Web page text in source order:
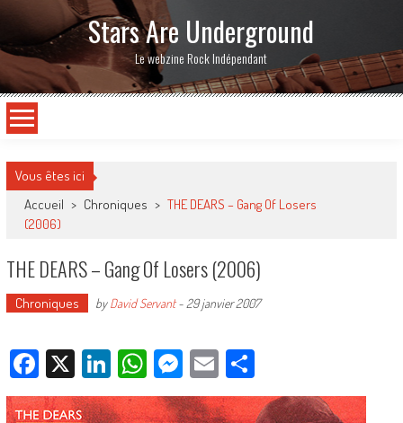
Stars Are Underground
Le webzine Rock Indépendant
Vous êtes ici
Accueil > Chroniques > THE DEARS – Gang Of Losers
(2006)
THE DEARS – Gang Of Losers (2006)
Chroniques byDavid Servant- 29 janvier 2007
Facebook
X LinkedIn
WhatsApp
Messenger
EmailPartager